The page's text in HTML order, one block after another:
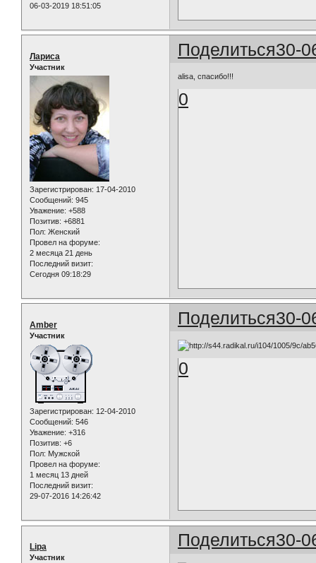
06-03-2019 18:51:05
Поделиться30-
Лариса
Участник
Зарегистрирован: 17-04-2010
Сообщений: 945
Уважение: +588
Позитив: +6881
Пол: Женский
Провел на форуме:
2 месяца 21 день
Последний визит:
Сегодня 09:18:29
alisa, спасибо!!!
0
Поделиться30-
Amber
Участник
Зарегистрирован: 12-04-2010
Сообщений: 546
Уважение: +316
Позитив: +6
Пол: Мужской
Провел на форуме:
1 месяц 13 дней
Последний визит:
29-07-2016 14:26:42
0
Поделиться30-
Lipa
Участник